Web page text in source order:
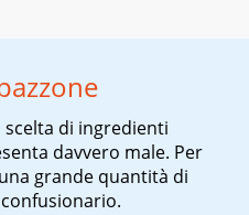
di ingredienti
davvero male. Per
grande quantità di